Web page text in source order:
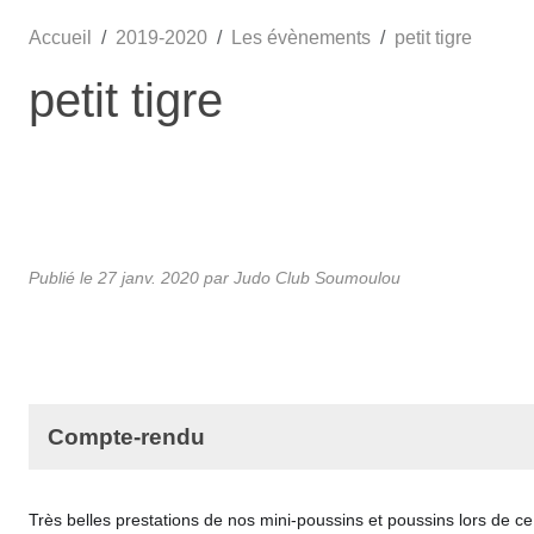
Accueil 2019-2020 Les évènements petit tigre
petit tigre
Publié le 27 janv. 2020 par Judo Club Soumoulou
Compte-rendu
Très belles prestations de nos mini-poussins et poussins lors de